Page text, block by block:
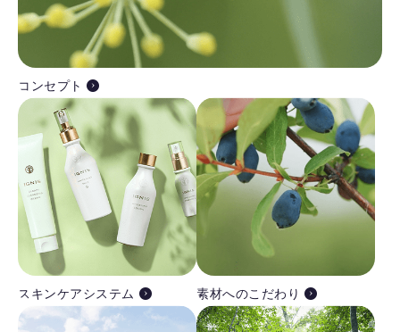
コンセプト
スキンケアシステム 素材へのこだわり